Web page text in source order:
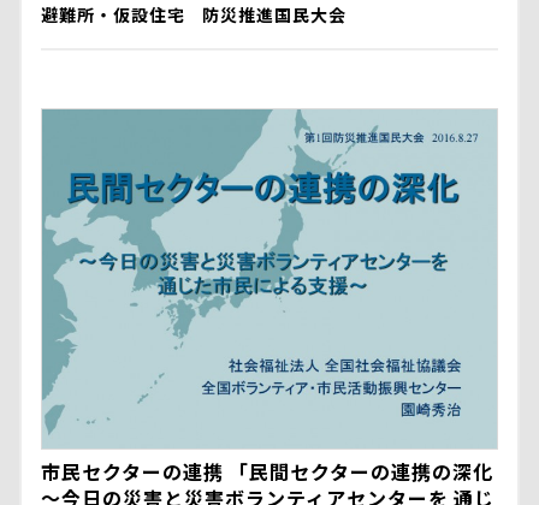
避難所・仮設住宅
防災推進国民大会
市民セクターの連携 「民間セクターの連携の深化
～今日の災害と災害ボランティアセンターを 通じ